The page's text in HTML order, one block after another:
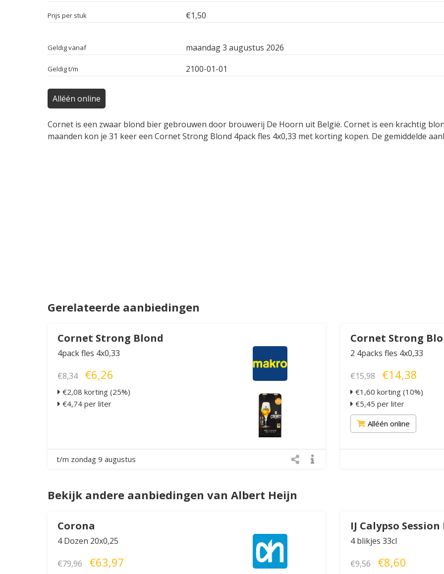
Prijs per stuk €1,50
Geldig vanaf maandag 3 augustus 2026
Geldig t/m 2100-01-01
Alléén online
Cornet is een zwaar blond bier gebrouwen door brouwerij De Hoorn uit België. Cornet is een krachtig
maanden kon je 31 keer een Cornet Strong Blond 4pack fles 4x0,33 met korting kopen. De gemiddelde
Gerelateerde aanbiedingen
Cornet Strong Blond
4pack fles 4x0,33
€8,34 €6,26
€2,08 korting (25%)
€4,74 per liter
t/m zondag 9 augustus
Cornet Strong
2 4packs fles 4x0,33
€15,98 €14,38
€1,60 korting (10%)
€5,45 per liter
Alléén online
Bekijk andere aanbiedingen van Albert Heijn
Corona
4 Dozen 20x0,25
€79,96 €63,97
IJ Calypso Session
4 blikjes 33cl
€9,56 €8,60